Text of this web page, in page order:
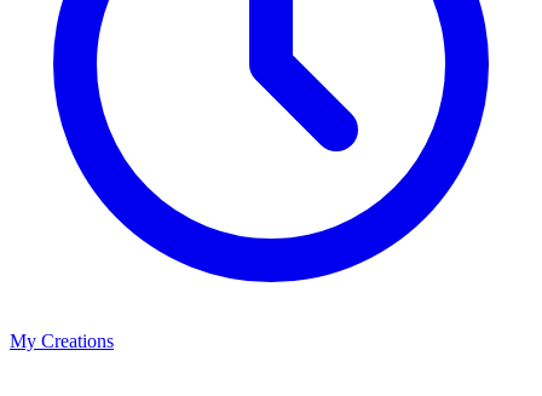
My Creations